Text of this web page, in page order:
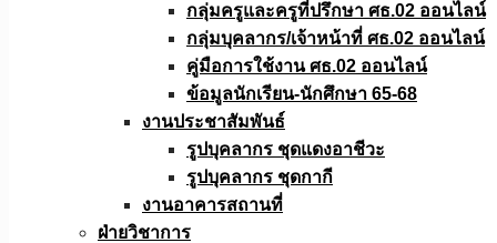
กลุ่มครูและครูที่ปรึกษา ศธ.02 ออนไลน์
กลุ่มบุคลากร/เจ้าหน้าที่ ศธ.02 ออนไลน์
คู่มือการใช้งาน ศธ.02 ออนไลน์
ข้อมูลนักเรียน-นักศึกษา 65-68
งานประชาสัมพันธ์
รูปบุคลากร ชุดแดงอาชีวะ
รูปบุคลากร ชุดกากี
งานอาคารสถานที่
ฝ่ายวิชาการ